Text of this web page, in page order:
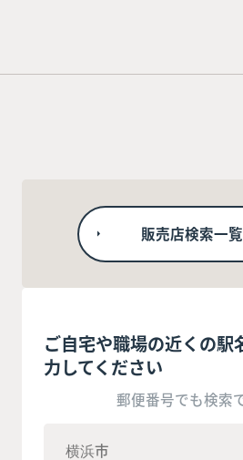
販売店検索一
ご自宅や職場の近くの駅
力してください
郵便番号でも検索